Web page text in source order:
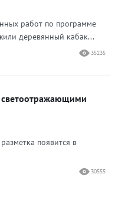
работ по программе
деревянный кабак...
35235
появится в
30555